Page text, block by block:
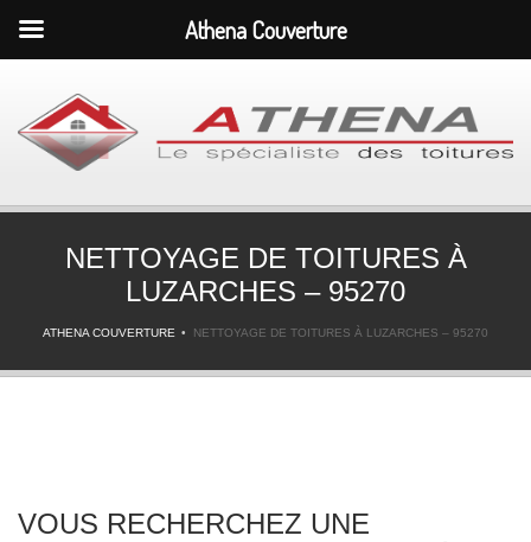
NETTOYAGE DE TOITURES À
LUZARCHES – 95270
ATHENA COUVERTURE NETTOYAGE DE TOITURES À LUZARCHES – 95270
VOUS RECHERCHEZ UNE
Athena Couverture